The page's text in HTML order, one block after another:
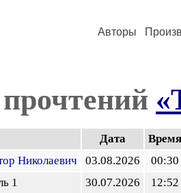
Авторы
Дата
Время
Николаевич
03.08.2026
00:30
1
30.07.2026 12:52